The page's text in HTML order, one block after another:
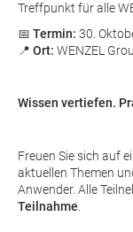
Treffpunkt für alle
📅 Termin: 30.
📍 Ort: WENZEL
Wissen vertiefen.
Freuen Sie sich auf
aktuellen Themen
Anwender. Alle
Teilnahme.